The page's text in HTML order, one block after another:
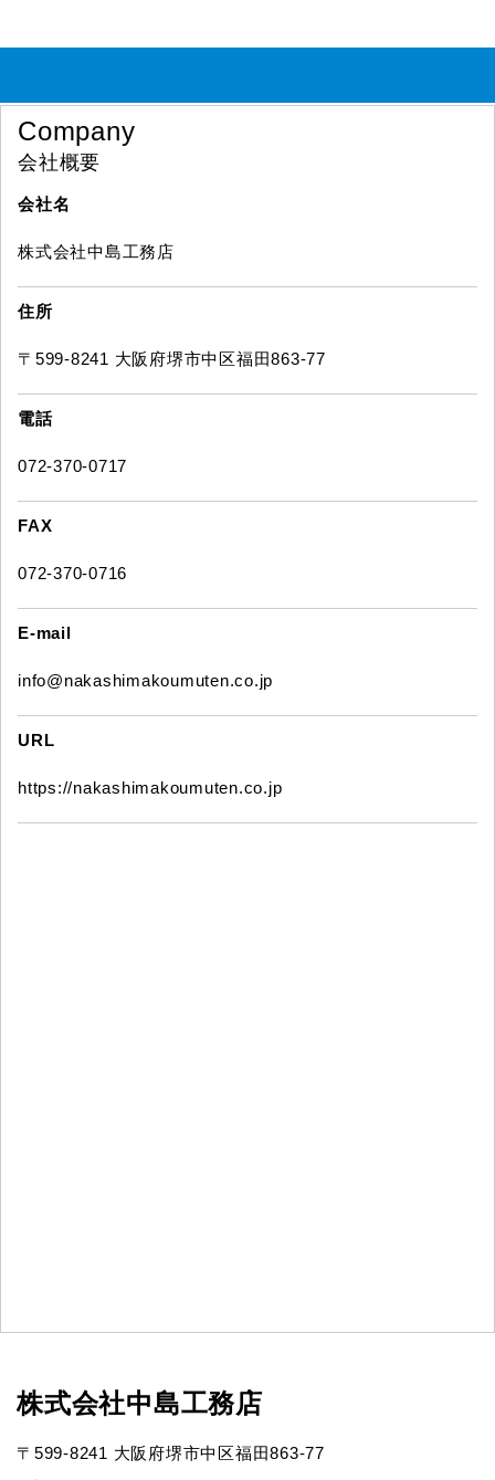
Company
会社概要
会社名
株式会社中島工務店
住所
〒599-8241 大阪府堺市中区福田863-77
電話
072-370-0717
FAX
072-370-0716
E-mail
info@nakashimakoumuten.co.jp
URL
https://nakashimakoumuten.co.jp
株式会社中島工務店
〒599-8241 大阪府堺市中区福田863-77